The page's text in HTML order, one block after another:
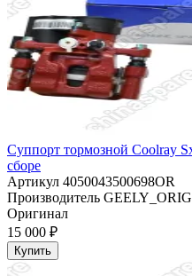
Суппорт тормозной Coolray
сборе
Артикул 4050043500698OR
Производитель
Оригинал
15 000 ₽
Купить